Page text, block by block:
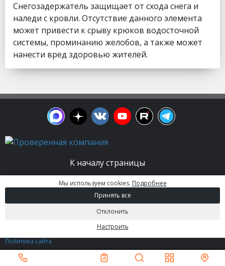
Снегозадержатель защищает от схода снега и
наледи с кровли. Отсутствие данного элемента
может привести к срыву крюков водосточной
системы, проминанию желобов, а также может
нанести вред здоровью жителей.
К началу страницы
© 2003 - 2026. Апельсин group | Группа
строительных компаний Все права защищены.
Вся информация на этом сайте носит
информационный характер и не является
публичной офертой, определяемой положениями
Политика сайта
Мы используем cookies. Подробнее
Принять все
Отклонить
Настроить